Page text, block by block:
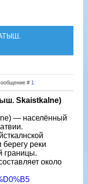
# 1
Skaistkalne)
— населённый
реки
границы.
около